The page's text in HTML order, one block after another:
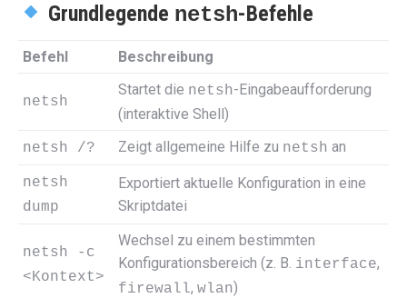
Grundlegende netsh-Befehle
Befehl Beschreibung
netsh
Startet die netsh-Eingabeaufforderung
(interaktive Shell)
netsh /? Zeigt allgemeine Hilfe zu netsh an
netsh
dump
Exportiert aktuelle Konfiguration in eine
Skriptdatei
netsh -c
<Kontext>
Wechsel zu einem bestimmten
Konfigurationsbereich (z. B. interface,
firewall, wlan)